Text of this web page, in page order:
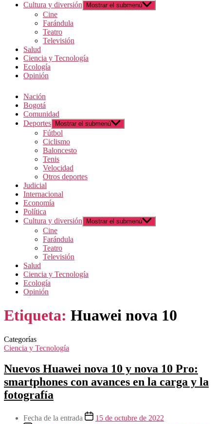
Cultura y diversión
Mostrar el submenú
Cine
Farándula
Teatro
Televisión
Salud
Ciencia y Tecnología
Ecología
Opinión
Nación
Bogotá
Comunidad
Deportes
Mostrar el submenú
Fútbol
Ciclismo
Baloncesto
Tenis
Velocidad
Otros deportes
Judicial
Internacional
Economía
Política
Cultura y diversión
Mostrar el submenú
Cine
Farándula
Teatro
Televisión
Salud
Ciencia y Tecnología
Ecología
Opinión
Etiqueta: Huawei nova 10
Categorías
Ciencia y Tecnología
Nuevos Huawei nova 10 y nova 10 Pro:
smartphones con avances en la carga y la
fotografía
Fecha de la entrada
15 de octubre de 2022